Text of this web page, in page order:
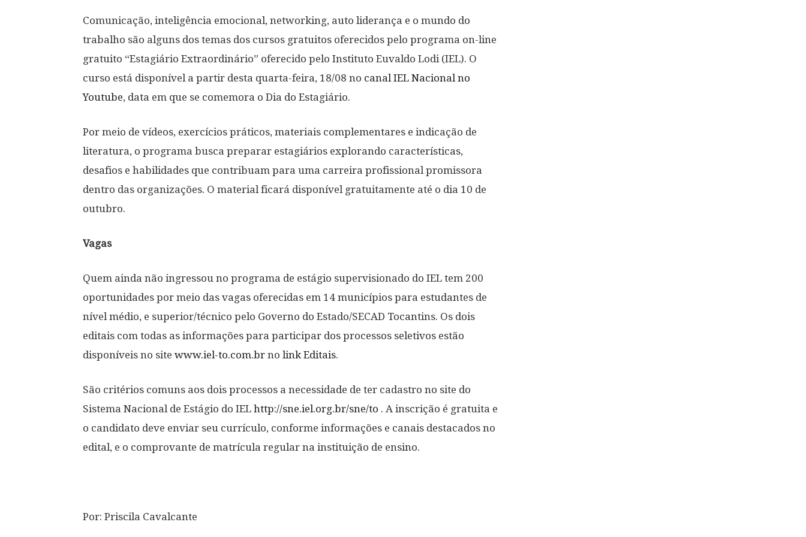
Comunicação, inteligência emocional, networking, auto liderança e o mundo do
trabalho são alguns dos temas dos cursos gratuitos oferecidos pelo programa on-line
gratuito “Estagiário Extraordinário” oferecido pelo Instituto Euvaldo Lodi (IEL). O
curso está disponível a partir desta quarta-feira, 18/08 no canal IEL Nacional no
Youtube, data em que se comemora o Dia do Estagiário.
Por meio de vídeos, exercícios práticos, materiais complementares e indicação de
literatura, o programa busca preparar estagiários explorando características,
desafios e habilidades que contribuam para uma carreira profissional promissora
dentro das organizações. O material ficará disponível gratuitamente até o dia 10 de
outubro.
Vagas
Quem ainda não ingressou no programa de estágio supervisionado do IEL tem 200
oportunidades por meio das vagas oferecidas em 14 municípios para estudantes de
nível médio, e superior/técnico pelo Governo do Estado/SECAD Tocantins. Os dois
editais com todas as informações para participar dos processos seletivos estão
disponíveis no site www.iel-to.com.br no link Editais.
São critérios comuns aos dois processos a necessidade de ter cadastro no site do
Sistema Nacional de Estágio do IEL http://sne.iel.org.br/sne/to . A inscrição é gratuita e
o candidato deve enviar seu currículo, conforme informações e canais destacados no
edital, e o comprovante de matrícula regular na instituição de ensino.
Por: Priscila Cavalcante